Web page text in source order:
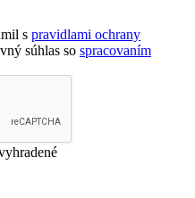
s pravidlami ochrany
súhlas so spracovaním